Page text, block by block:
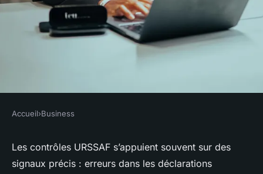
Les principales raisons d'un
contrôle URSSAF à connaître
Accueil›Business
Les contrôles URSSAF s’appuient souvent sur des
signaux précis : erreurs dans les déclarations